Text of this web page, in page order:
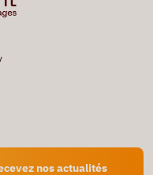
nos actualités